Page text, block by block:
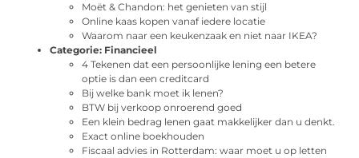
Moët & Chandon: het genieten van stijl
Online kaas kopen vanaf iedere locatie
Waarom naar een keukenzaak en niet naar IKEA?
Categorie: Financieel
4 Tekenen dat een persoonlijke lening een betere
optie is dan een creditcard
Bij welke bank moet ik lenen?
BTW bij verkoop onroerend goed
Een klein bedrag lenen gaat makkelijker dan u denkt.
Exact online boekhouden
Fiscaal advies in Rotterdam: waar moet u op letten